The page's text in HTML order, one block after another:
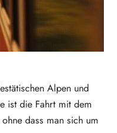
Alpen und
ist die Fahrt mit dem
dass man sich um